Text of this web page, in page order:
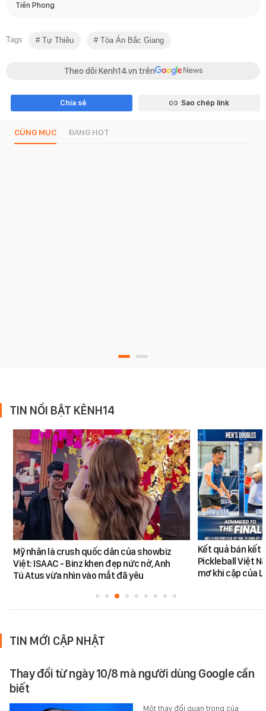
Tiền Phong
Tags Tự Thiêu Tòa Án Bắc Giang
Theo dõi Kenh14.vn trên
Chia sẻ Sao chép link
CÙNG MỤC ĐANG HOT
TIN NỔI BẬT KÊNH14
Mỹ nhân là crush quốc dân của showbiz
Việt: ISAAC - Binz khen đẹp nức nở, Anh
Tú Atus vừa nhìn vào mắt đã yêu
Kết quả bán kết
Pickleball Việt
mơ khi cặp của
TIN MỚI CẬP NHẬT
Thay đổi từ ngày 10/8 mà người dùng Google cần
biết
Một thay đổi quan trọng của